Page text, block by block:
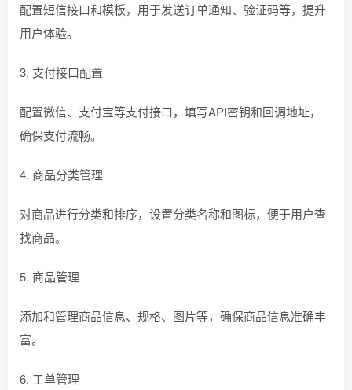
配置短信接口和模板，用于发送订单通知、验证码等，提升
用户体验。
3. 支付接口配置
配置微信、支付宝等支付接口，填写API密钥和回调地址，
确保支付流畅。
4. 商品分类管理
对商品进行分类和排序，设置分类名称和图标，便于用户查
找商品。
5. 商品管理
添加和管理商品信息、规格、图片等，确保商品信息准确丰
富。
6. 工单管理